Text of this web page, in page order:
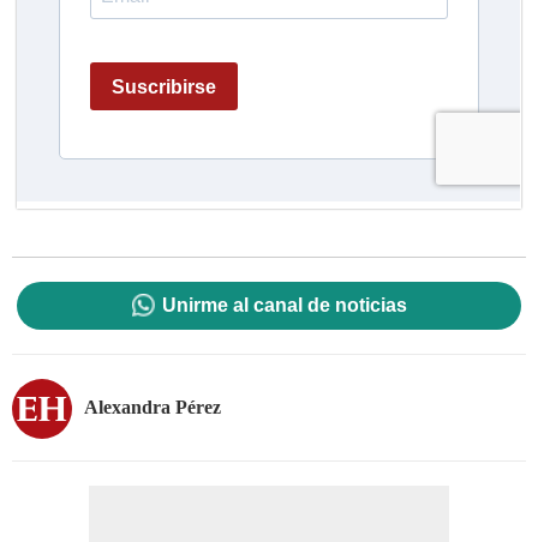
Unirme al canal de noticias
Alexandra Pérez